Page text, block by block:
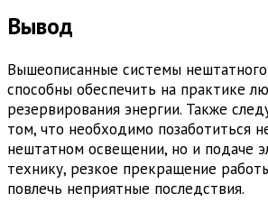
Вывод
Вышеописанные системы
способны обеспечить на практике
резервирования энергии. Также
том, что необходимо позаботиться
нештатном освещении, но и подаче
технику, резкое прекращение
повлечь неприятные последствия.